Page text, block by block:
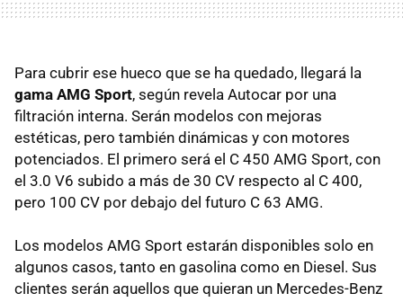
Para cubrir ese hueco que se ha quedado, llegará la
gama AMG Sport, según revela Autocar por una
filtración interna. Serán modelos con mejoras
estéticas, pero también dinámicas y con motores
potenciados. El primero será el C 450 AMG Sport, con
el 3.0 V6 subido a más de 30 CV respecto al C 400,
pero 100 CV por debajo del futuro C 63 AMG.
Los modelos AMG Sport estarán disponibles solo en
algunos casos, tanto en gasolina como en Diesel. Sus
clientes serán aquellos que quieran un Mercedes-Benz